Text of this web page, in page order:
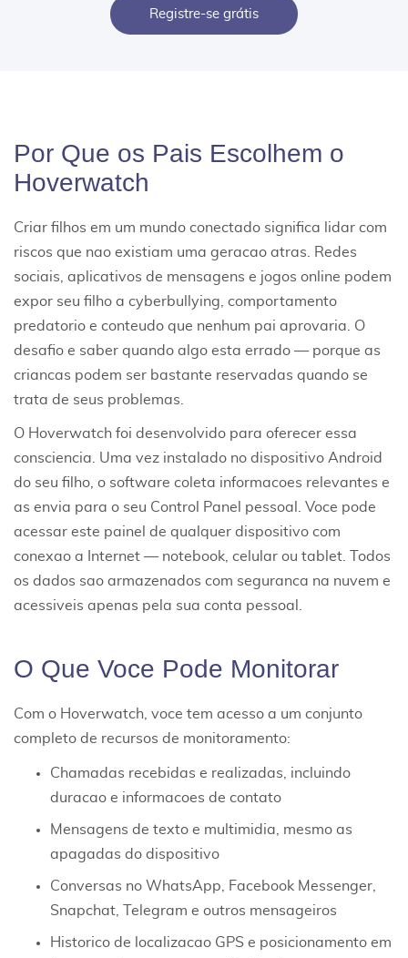
Registre-se grátis
Por Que os Pais Escolhem o
Hoverwatch
Criar filhos em um mundo conectado significa lidar com
riscos que nao existiam uma geracao atras. Redes
sociais, aplicativos de mensagens e jogos online podem
expor seu filho a cyberbullying, comportamento
predatorio e conteudo que nenhum pai aprovaria. O
desafio e saber quando algo esta errado — porque as
criancas podem ser bastante reservadas quando se
trata de seus problemas.
O Hoverwatch foi desenvolvido para oferecer essa
consciencia. Uma vez instalado no dispositivo Android
do seu filho, o software coleta informacoes relevantes e
as envia para o seu Control Panel pessoal. Voce pode
acessar este painel de qualquer dispositivo com
conexao a Internet — notebook, celular ou tablet. Todos
os dados sao armazenados com seguranca na nuvem e
acessiveis apenas pela sua conta pessoal.
O Que Voce Pode Monitorar
Com o Hoverwatch, voce tem acesso a um conjunto
completo de recursos de monitoramento:
Chamadas recebidas e realizadas, incluindo
duracao e informacoes de contato
Mensagens de texto e multimidia, mesmo as
apagadas do dispositivo
Conversas no WhatsApp, Facebook Messenger,
Snapchat, Telegram e outros mensageiros
Historico de localizacao GPS e posicionamento em